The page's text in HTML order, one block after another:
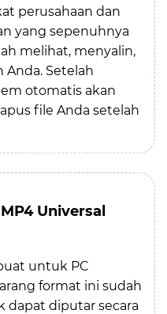
perusahaan dan
yang sepenuhnya
melihat, menyalin,
Setelah
otomatis akan
file Anda setelah
Universal
untuk PC
format ini sudah
dapat diputar secara